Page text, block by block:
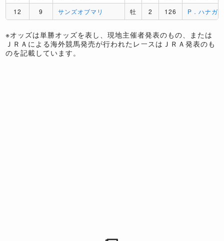
12
9 サンズオブマリ 牡 2 126 P．ハナガ
※オッズは単勝オッズを表し、現地主催者発表のもの、または
ＪＲＡによる海外競馬発売が行われたレースはＪＲＡ発表のも
のを記載しています。